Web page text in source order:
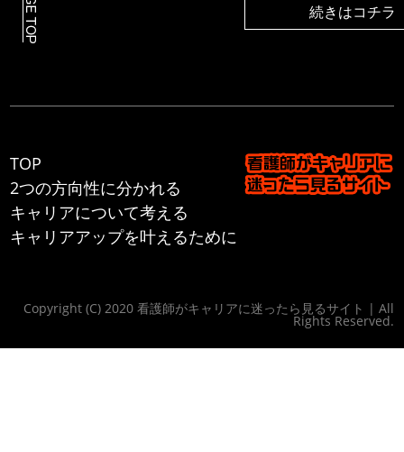
続きはコチラ
TOP
2つの方向性に分かれる
キャリアについて考える
キャリアアップを叶えるために
Copyright (C) 2020 看護師がキャリアに迷ったら見るサイト | All
Rights Reserved.